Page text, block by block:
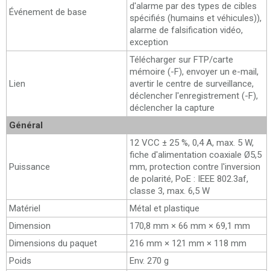
Événement de base
d'alarme par des types de cibles
spécifiés (humains et véhicules)),
alarme de falsification vidéo,
exception
Lien
Télécharger sur FTP/carte
mémoire (-F), envoyer un e-mail,
avertir le centre de surveillance,
déclencher l'enregistrement (-F),
déclencher la capture
Général
Puissance
12 VCC ± 25 %, 0,4 A, max. 5 W,
fiche d'alimentation coaxiale Ø5,5
mm, protection contre l'inversion
de polarité, PoE : IEEE 802.3af,
classe 3, max. 6,5 W
Matériel
Métal et plastique
Dimension
170,8 mm × 66 mm × 69,1 mm
Dimensions du paquet
216 mm × 121 mm × 118 mm
Poids
Env. 270 g